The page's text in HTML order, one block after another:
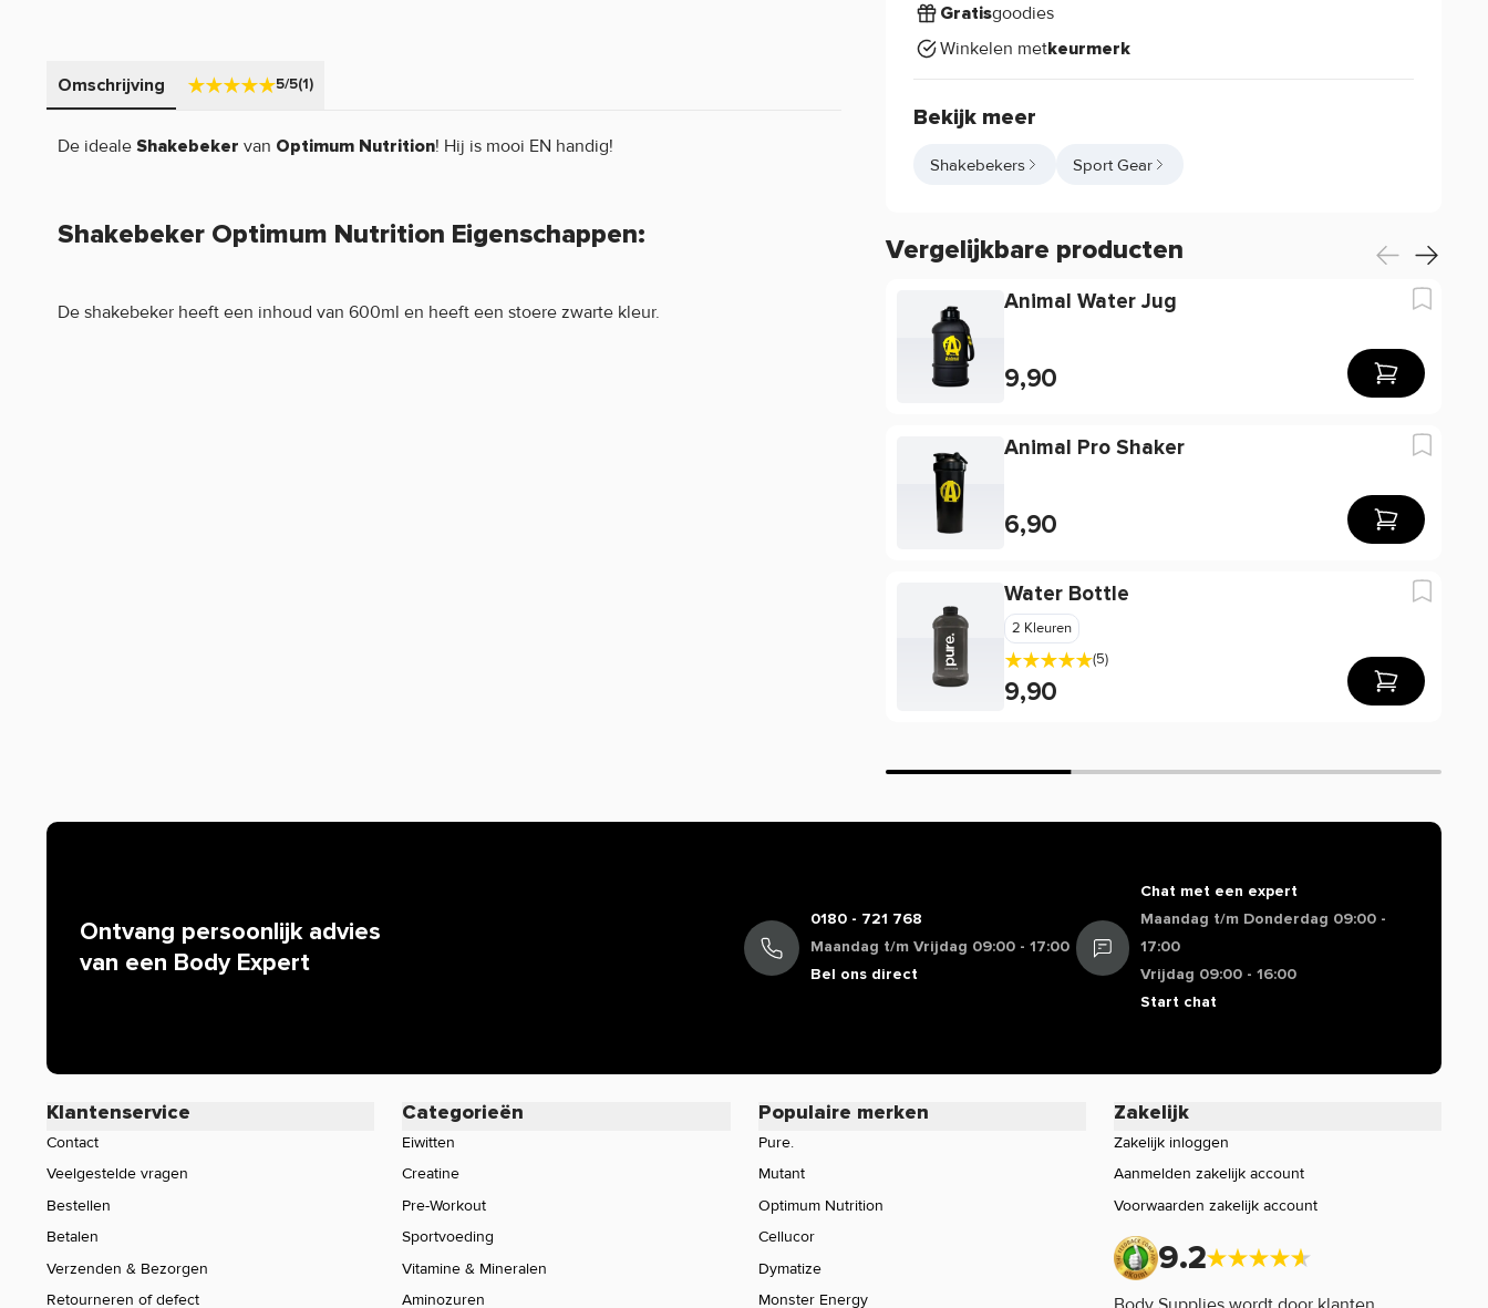
Gratisgoodies
Winkelen metkeurmerk
Bekijk meer
Shakebekers Sport Gear
Vergelijkbare producten
Animal Water Jug
9,90
Animal Pro Shaker
6,90
Water Bottle
2 Kleuren
(5)
9,90
Omschrijving 5/5(1)
De idealeShakebeker van Optimum Nutrition! Hij is mooi EN handig!
Shakebeker Optimum Nutrition Eigenschappen:
De shakebeker heeft een inhoud van 600ml en heeft een stoere zwarte kleur.
Ontvang persoonlijk advies
van een Body Expert
0180 - 721 768
Maandag t/m Vrijdag 09:00 - 17:00
Bel ons direct
Chat met een expert
Maandag t/m Donderdag 09:00 -
17:00
Vrijdag 09:00 - 16:00
Start chat
Klantenservice
Contact
Veelgestelde vragen
Bestellen
Betalen
Verzenden & Bezorgen
Retourneren of defect
Categorieën
Eiwitten
Creatine
Pre-Workout
Sportvoeding
Vitamine & Mineralen
Aminozuren
Populaire merken
Pure.
Mutant
Optimum Nutrition
Cellucor
Dymatize
Monster Energy
Zakelijk
Zakelijk inloggen
Aanmelden zakelijk account
Voorwaarden zakelijk account
9.2